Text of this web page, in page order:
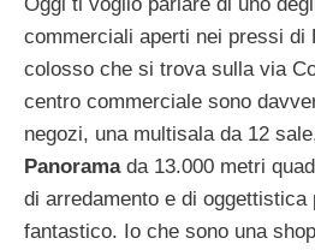
commerciali aperti nei pressi di
colosso che si trova sulla via
centro commerciale sono
negozi, una multisala da 12
Panoramada 13.000 metri
di arredamento e di
fantastico. Io che sono una